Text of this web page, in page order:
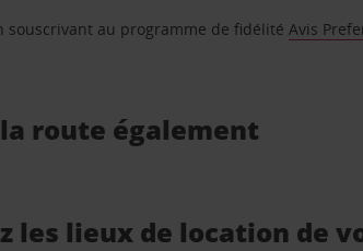
souscrivant au programme de fidélitéAvis
route également
les lieux de location de